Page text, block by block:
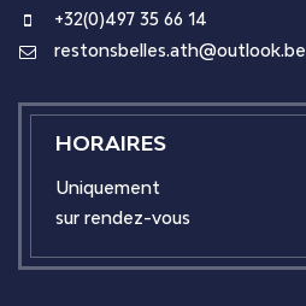
+32(0)497 35 66 14
restonsbelles.ath@outlook.be
HORAIRES
Uniquement
sur rendez-vous